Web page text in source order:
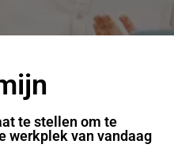
te stellen om te
werkplek van vandaag